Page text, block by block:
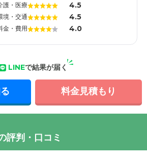
護・医療 4.5
境・交通 4.5
金・費用 4.0
LINEで結果が届く
料金見積もり
評判・口コミ